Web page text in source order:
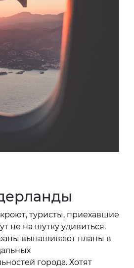
туристы, приехавшие
не на шутку удивиться.
вынашивают планы в
города. Хотят